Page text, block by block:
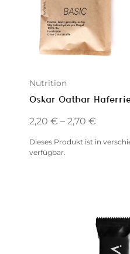
Nutrition
Oskar Oatbar
2,20 € – 2,70 €
Dieses Produkt ist in
verfügbar.